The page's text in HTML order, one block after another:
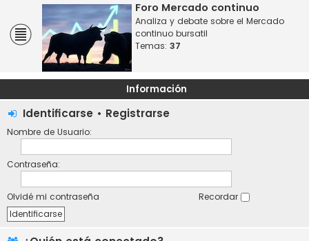
Foro Mercado continuo
Analiza y debate sobre el Mercado
continuo bursatil
Temas: 37
Información
Identificarse • Registrarse
Nombre de Usuario:
Contraseña:
Olvidé mi contraseña Recordar